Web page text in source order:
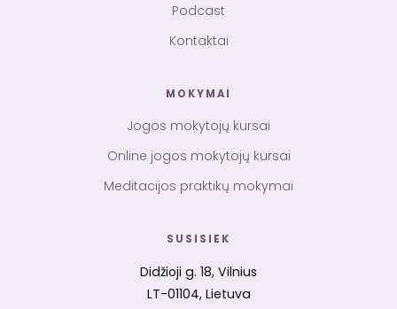
Podcast
Kontaktai
MOKYMAI
Jogos mokytojų kursai
Online jogos mokytojų kursai
Meditacijos praktikų mokymai
SUSISIEK
Didžioji g. 18, Vilnius
LT-01104, Lietuva